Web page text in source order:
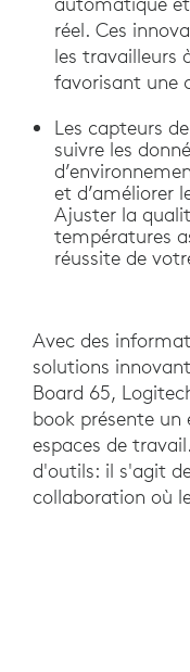
réel. Ces
les travailleurs
favorisant une
Les capteurs
suivre les
et d’améliorer
Ajuster la
températures
réussite de
Avec des
solutions
Board 65,
book présente
espaces de
d'outils: il s'agit
collaboration où